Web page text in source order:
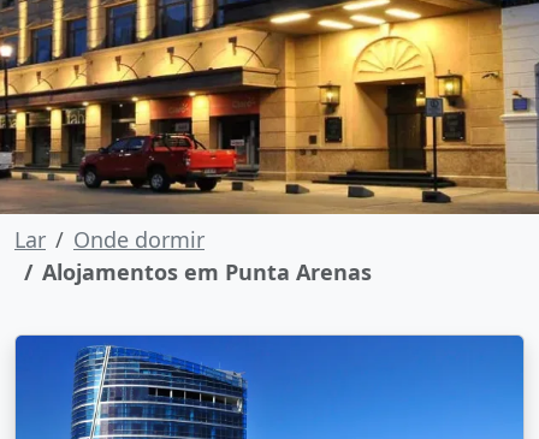
Lar
Onde dormir
Alojamentos em Punta Arenas